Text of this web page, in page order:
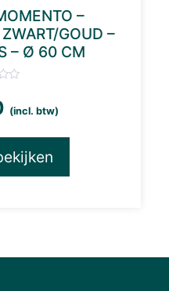
–
GOUD –
– Ø 60 CM
(incl. btw)